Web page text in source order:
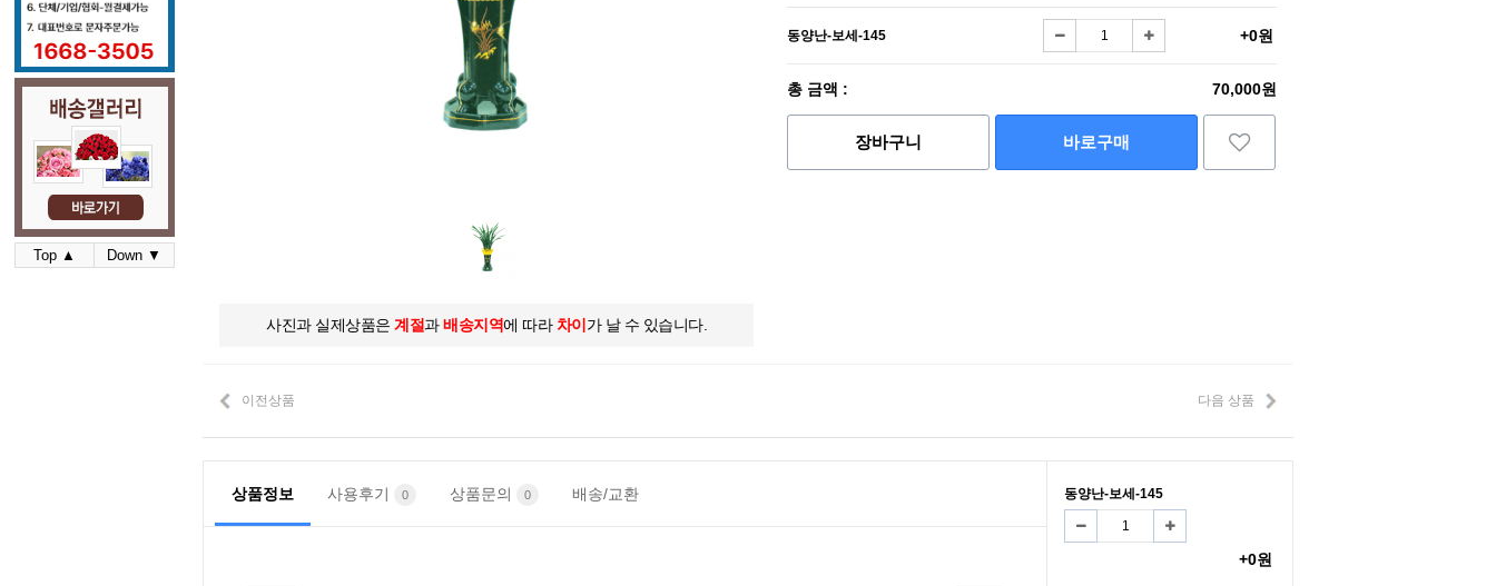
Top ▲ Down ▼
사진과 실제상품은 계절과배송지역에 따라 차이 가 날 수 있습니다.
동양난-보세-145 +0원
총 금액 : 70,000원
장바구니 바로구매
이전상품 다음 상품
상품정보 사용후기 0 상품문의 0 배송/교환 동양난-보세-145
+0원